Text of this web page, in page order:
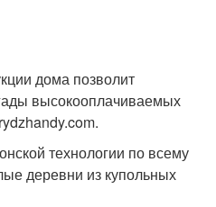
дома позволит
высокооплачиваемых
технологии по всему
деревни из купольных